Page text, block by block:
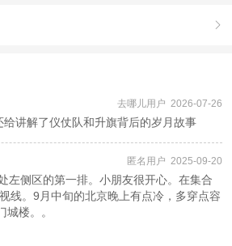

去哪儿用户 2026-07-26
讲解了仪仗队和升旗背后的岁月故事
匿名用户 2025-09-20
左侧区的第一排。小朋友很开心。在集合
线。9月中旬的北京晚上有点冷，多穿点容
楼。。